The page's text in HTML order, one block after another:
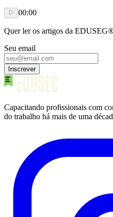
00:00
Quer ler os artigos da
Seu email
Inscrever
Capacitando profissionais com
do trabalho há mais de uma